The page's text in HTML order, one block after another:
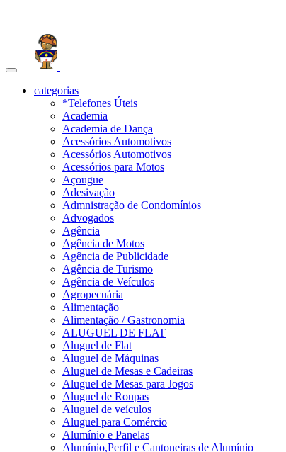
Toggle
navigationcategorias
*Telefones Úteis
Academia
Academia de Dança
Acessórios Automotivos
Acessórios Automotivos
Acessórios para Motos
Açougue
Adesivação
Admnistração de Condomínios
Advogados
Agência
Agência de Motos
Agência de Publicidade
Agência de Turismo
Agência de Veículos
Agropecuária
Alimentação
Alimentação / Gastronomia
ALUGUEL DE FLAT
Aluguel de Flat
Aluguel de Máquinas
Aluguel de Mesas e Cadeiras
Aluguel de Mesas para Jogos
Aluguel de Roupas
Aluguel de veículos
Aluguel para Comércio
Alumínio e Panelas
Alumínio,Perfil e Cantoneiras de Alumínio